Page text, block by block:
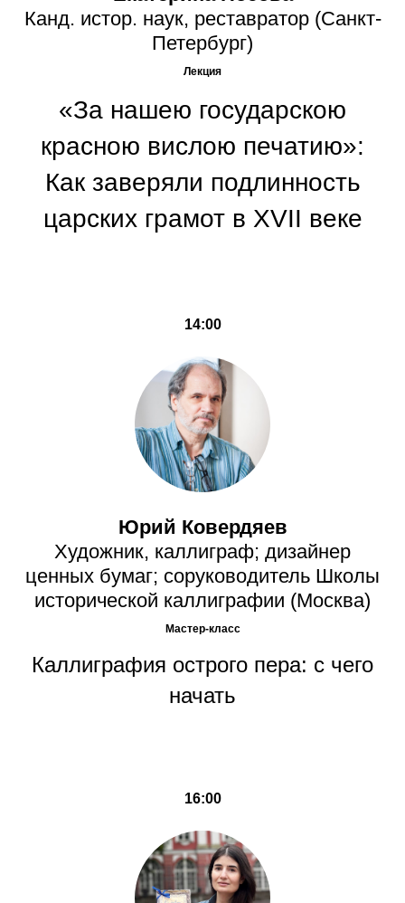
Канд. истор. наук, реставратор (Санкт-
Петербург)
Лекция
«За нашею государскою
красною вислою печатию»:
Как заверяли подлинность
царских грамот в XVII веке
14:00
Юрий Ковердяев
Художник, каллиграф; дизайнер
ценных бумаг; соруководитель Школы
исторической каллиграфии (Москва)
Мастер-класс
Каллиграфия острого пера: с чего
начать
16:00